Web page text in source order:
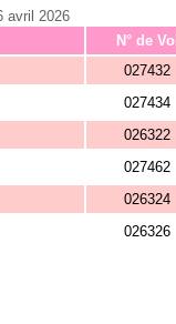
avril 2026
N° de Vol
027432
027434
026322
027462
026324
026326